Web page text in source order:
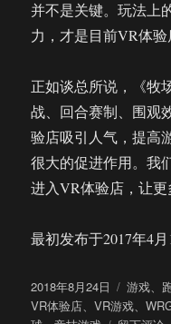
并不是关键。玩法上
力，才是目前VR体验
正如谈总所说，《牧
战、回合赛制、围观
验店吸引人气，提高
很大的促进作用。我
进入VR体验店，让更
最初发布于2017年4月
发
布
2018年8月24日
分
类
游戏、
VR体验店、VR游戏、